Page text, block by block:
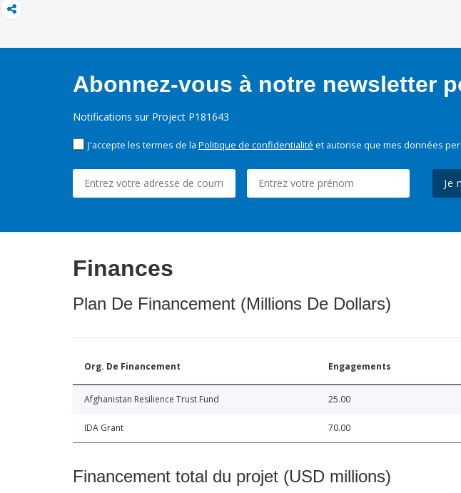
Abonnez-vous à notre newsletter
Notifications sur Project P181643
J'accepte les termes de la Politique de confidentialité et autorise que mes données
Je
Finances
Plan De Financement (Millions De Dollars)
Org. De Financement Engagements
Afghanistan Resilience Trust Fund 25.00
IDA Grant 70.00
Financement total du projet (USD millions)